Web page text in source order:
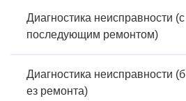
Диагностика неисправности (с
последующим ремонтом)
Диагностика неисправности (б
ез ремонта)